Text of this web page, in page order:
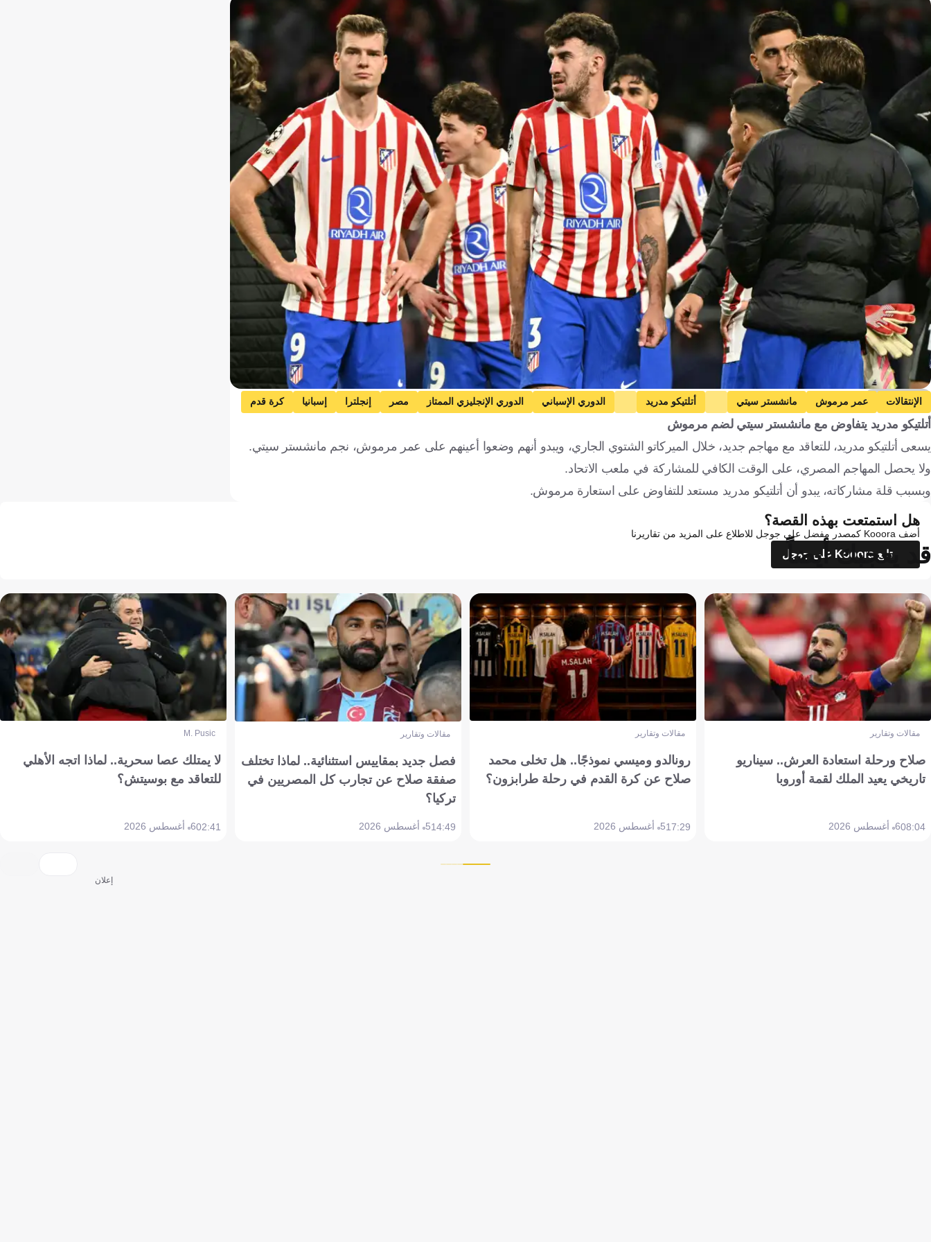
Getty Images
الإنتقالات عمر مرموش مانشستر سيتي أتلتيكو مدريد الدوري الإسباني الدوري الإنجليزي الممتاز مصر إنجلترا إسبانيا كرة قدم
أتلتيكو مدريد يتفاوض مع مانشستر سيتي لضم مرموش
يسعى أتلتيكو مدريد، للتعاقد مع مهاجم جديد، خلال الميركاتو الشتوي الجاري، ويبدو أنهم وضعوا أعينهم على عمر مرموش، نجم مانشستر سيتي.
ولا يحصل المهاجم المصري، على الوقت الكافي للمشاركة في ملعب الاتحاد.
وبسبب قلة مشاركاته، يبدو أن أتلتيكو مدريد مستعد للتفاوض على استعارة مرموش.
هل استمتعت بهذه القصة؟
أضف Kooora كمصدر مفضل على جوجل للاطلاع على المزيد من تقاريرنا
تابع Kooora على جوجل
قد يعجبك أيضاً
مقالات وتقارير
صلاح ورحلة استعادة العرش.. سيناريو
تاريخي يعيد الملك لقمة أوروبا
08:046 أغسطس 2026
مقالات وتقارير
رونالدو وميسي نموذجًا.. هل تخلى محمد
صلاح عن كرة القدم في رحلة طرابزون؟
17:295 أغسطس 2026
مقالات وتقارير
فصل جديد بمقاييس استثنائية.. لماذا تختلف
صفقة صلاح عن تجارب كل المصريين في
تركيا؟
14:495 أغسطس 2026
M. Pusic
لا يمتلك عصا سحرية.. لماذا اتجه الأهلي
للتعاقد مع بوسيتش؟
02:416 أغسطس 2026
إعلان